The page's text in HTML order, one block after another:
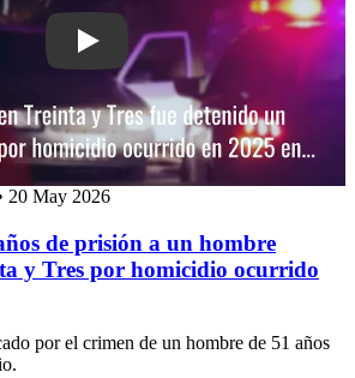
Play: Condenaron a 9 años de prisión
20 May 2026
de prisión a un hombre
y Tres por homicidio ocurrido
por el crimen de un hombre de 51 años